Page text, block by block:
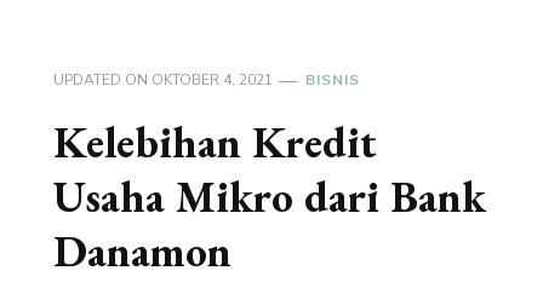
UPDATED ON OKTOBER 4, 2021 BISNIS
Kelebihan Kredit
Usaha Mikro dari Bank
Danamon